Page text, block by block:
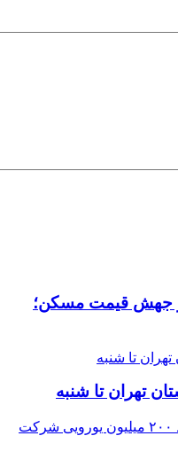
جهش قیمت مسکن؛
تهران تا شنبه